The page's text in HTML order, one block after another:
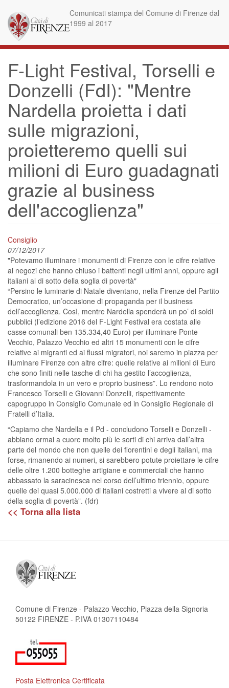
main
content
Comunicati stampa del Comune di Firenze dal
1999 al 2017
F-Light Festival, Torselli e
Donzelli (FdI): "Mentre
Nardella proietta i dati
sulle migrazioni,
proietteremo quelli sui
milioni di Euro guadagnati
grazie al business
dell'accoglienza"
Consiglio
07/12/2017
"Potevamo illuminare i monumenti di Firenze con le cifre relative
ai negozi che hanno chiuso i battenti negli ultimi anni, oppure agli
italiani al di sotto della soglia di povertà"
“Persino le luminarie di Natale diventano, nella Firenze del Partito
Democratico, un’occasione di propaganda per il business
dell’accoglienza. Così, mentre Nardella spenderà un po’ di soldi
pubblici (l’edizione 2016 del F-Light Festival era costata alle
casse comunali ben 135.334,40 Euro) per illuminare Ponte
Vecchio, Palazzo Vecchio ed altri 15 monumenti con le cifre
relative ai migranti ed ai flussi migratori, noi saremo in piazza per
illuminare Firenze con altre cifre: quelle relative ai milioni di Euro
che sono finiti nelle tasche di chi ha gestito l’accoglienza,
trasformandola in un vero e proprio business”. Lo rendono noto
Francesco Torselli e Giovanni Donzelli, rispettivamente
capogruppo in Consiglio Comunale ed in Consiglio Regionale di
Fratelli d’Italia.
“Capiamo che Nardella e il Pd - concludono Torselli e Donzelli -
abbiano ormai a cuore molto più le sorti di chi arriva dall’altra
parte del mondo che non quelle dei fiorentini e degli italiani, ma
forse, rimanendo ai numeri, si sarebbero potute proiettare le cifre
delle oltre 1.200 botteghe artigiane e commerciali che hanno
abbassato la saracinesca nel corso dell’ultimo triennio, oppure
quelle dei quasi 5.000.000 di italiani costretti a vivere al di sotto
della soglia di povertà”. (fdr)
<< Torna alla lista
Comune di Firenze - Palazzo Vecchio, Piazza della Signoria
50122 FIRENZE - P.IVA 01307110484
Posta Elettronica Certificata